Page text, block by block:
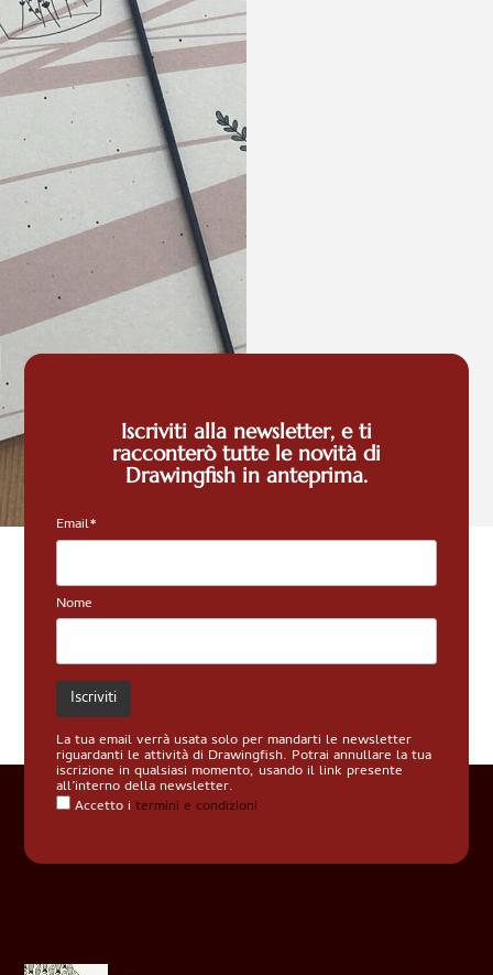
Iscriviti alla newsletter, e ti
racconterò tutte le novità di
Drawingfish in anteprima.
Email*
Nome
La tua email verrà usata solo per mandarti le newsletter
riguardanti le attività di Drawingfish. Potrai annullare la tua
iscrizione in qualsiasi momento, usando il link presente
all’interno della newsletter.
Accetto itermini e condizioni